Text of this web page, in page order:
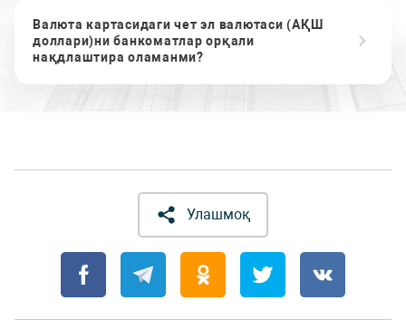
Валюта картасидаги чет эл валютаси (АҚШ
доллари)ни банкоматлар орқали
нақдлаштира оламанми?
Улашмоқ